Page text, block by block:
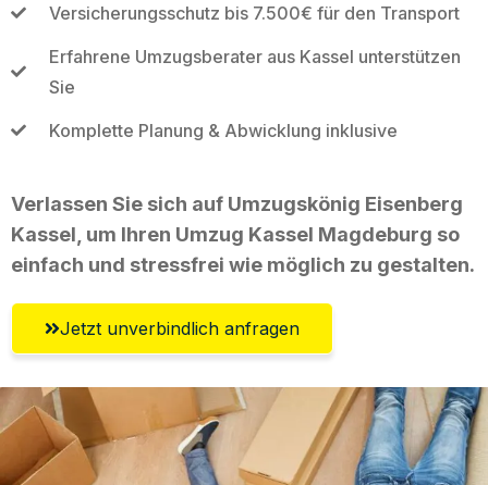
Versicherungsschutz bis 7.500€ für den Transport
Erfahrene Umzugsberater aus Kassel unterstützen
Sie
Komplette Planung & Abwicklung inklusive
Verlassen Sie sich auf Umzugskönig Eisenberg
Kassel, um Ihren Umzug Kassel Magdeburg so
einfach und stressfrei wie möglich zu gestalten.
Jetzt unverbindlich anfragen